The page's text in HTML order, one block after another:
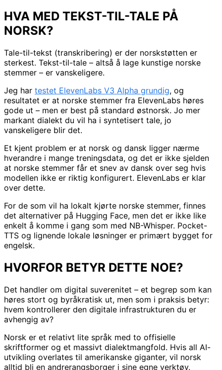
HVA MED TEKST-TIL-TALE PÅ
NORSK?
Tale-til-tekst (transkribering) er der norskstøtten er
sterkest. Tekst-til-tale – altså å lage kunstige norske
stemmer – er vanskeligere.
Jeg har testet ElevenLabs V3 Alpha grundig, og
resultatet er at norske stemmer fra ElevenLabs høres
gode ut – men er best på standard østnorsk. Jo mer
markant dialekt du vil ha i syntetisert tale, jo
vanskeligere blir det.
Et kjent problem er at norsk og dansk ligger nærme
hverandre i mange treningsdata, og det er ikke sjelden
at norske stemmer får et snev av dansk over seg hvis
modellen ikke er riktig konfigurert. ElevenLabs er klar
over dette.
For de som vil ha lokalt kjørte norske stemmer, finnes
det alternativer på Hugging Face, men det er ikke like
enkelt å komme i gang som med NB-Whisper. Pocket-
TTS og lignende lokale løsninger er primært bygget for
engelsk.
HVORFOR BETYR DETTE NOE?
Det handler om digital suverenitet – et begrep som kan
høres stort og byråkratisk ut, men som i praksis betyr:
hvem kontrollerer den digitale infrastrukturen du er
avhengig av?
Norsk er et relativt lite språk med to offisielle
skriftformer og et massivt dialektmangfold. Hvis all AI-
utvikling overlates til amerikanske giganter, vil norsk
alltid bli en andrerangsborger i sine egne verktøy.